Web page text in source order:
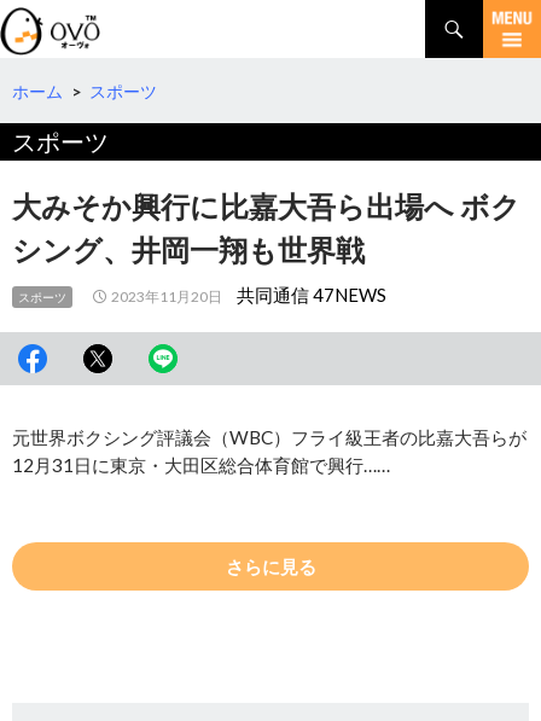
検
索
コ
テ
へ
動
ホーム > スポーツ
スポーツ
大みそか興行に比嘉大吾ら出場へ ボク
シング、井岡一翔も世界戦
スポーツ 2023年11月20日 共同通信 47NEWS
元世界ボクシング評議会（WBC）フライ級王者の比嘉大吾らが
12月31日に東京・大田区総合体育館で興行……
さらに見る